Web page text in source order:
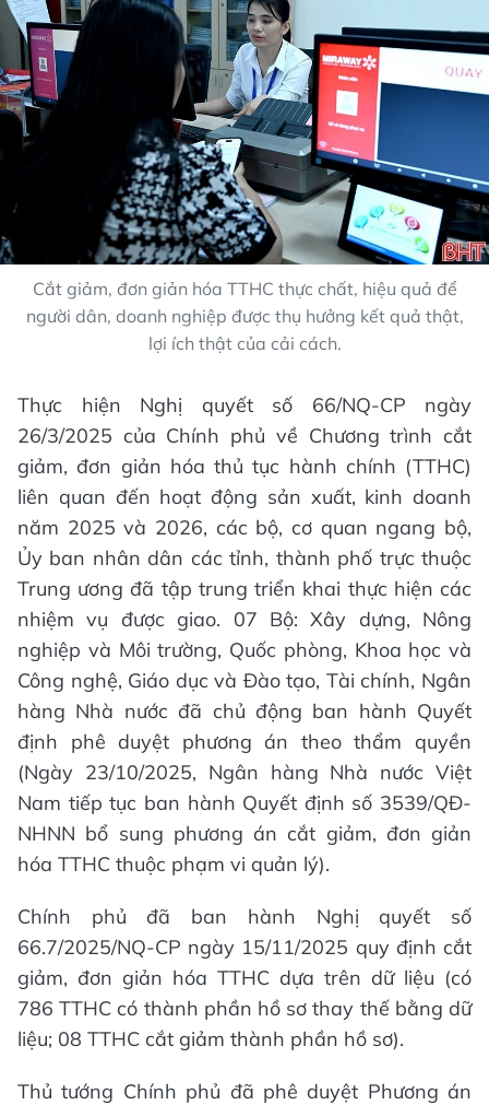
Cắt giảm, đơn giản hóa TTHC thực chất, hiệu quả để
người dân, doanh nghiệp được thụ hưởng kết quả thật,
lợi ích thật của cải cách.
Thực hiện Nghị quyết số 66/NQ-CP ngày
26/3/2025 của Chính phủ về Chương trình cắt
giảm, đơn giản hóa thủ tục hành chính (TTHC)
liên quan đến hoạt động sản xuất, kinh doanh
năm 2025 và 2026, các bộ, cơ quan ngang bộ,
Ủy ban nhân dân các tỉnh, thành phố trực thuộc
Trung ương đã tập trung triển khai thực hiện các
nhiệm vụ được giao. 07 Bộ: Xây dựng, Nông
nghiệp và Môi trường, Quốc phòng, Khoa học và
Công nghệ, Giáo dục và Đào tạo, Tài chính, Ngân
hàng Nhà nước đã chủ động ban hành Quyết
định phê duyệt phương án theo thẩm quyền
(Ngày 23/10/2025, Ngân hàng Nhà nước Việt
Nam tiếp tục ban hành Quyết định số 3539/QĐ-
NHNN bổ sung phương án cắt giảm, đơn giản
hóa TTHC thuộc phạm vi quản lý).
Chính phủ đã ban hành Nghị quyết số
66.7/2025/NQ-CP ngày 15/11/2025 quy định cắt
giảm, đơn giản hóa TTHC dựa trên dữ liệu (có
786 TTHC có thành phần hồ sơ thay thế bằng dữ
liệu; 08 TTHC cắt giảm thành phần hồ sơ).
Thủ tướng Chính phủ đã phê duyệt Phương án